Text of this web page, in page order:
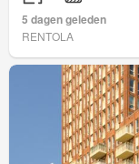
5 dagen geleden
RENTOLA